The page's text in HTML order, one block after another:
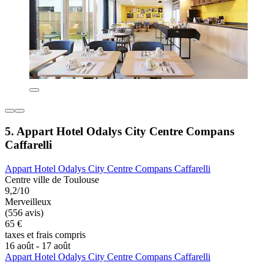
5. Appart Hotel Odalys City Centre Compans
Caffarelli
Appart Hotel Odalys City Centre Compans Caffarelli
Centre ville de Toulouse
9,2/10
Merveilleux
(556 avis)
65 €
taxes et frais compris
16 août - 17 août
Appart Hotel Odalys City Centre Compans Caffarelli